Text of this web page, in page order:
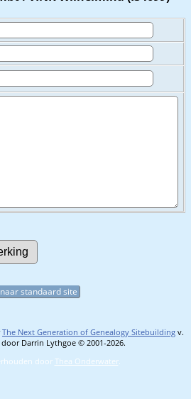
standaard site
The Next Generation of Genealogy Sitebuilding v.
door Darrin Lythgoe © 2001-2026.
door Thea Onderwater.